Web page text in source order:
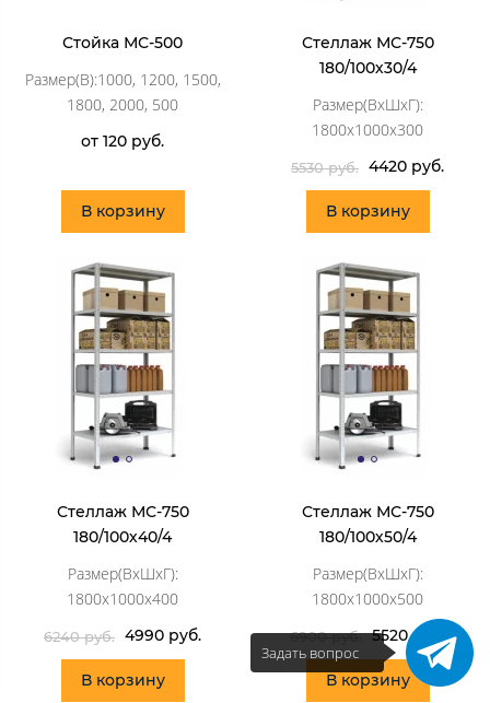
Задать вопрос
Стойка МС-500
Размер(В):1000, 1200, 1500,
1800, 2000, 500
от 120 руб.
В корзину
Стеллаж МС-750
180/100х30/4
Размер(ВхШхГ):
1800х1000х300
5530 руб. 4420 руб.
В корзину
Стеллаж МС-750
180/100х40/4
Размер(ВхШхГ):
1800х1000х400
6240 руб. 4990 руб.
В корзину
Стеллаж МС-750
180/100х50/4
Размер(ВхШхГ):
1800х1000х500
6900 руб. 5520 руб.
В корзину